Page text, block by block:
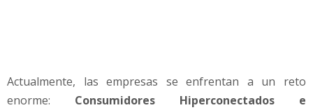
i
e
Actualmente, las empresas se enfrentan a un reto
enorme: Consumidores Hiperconectados e